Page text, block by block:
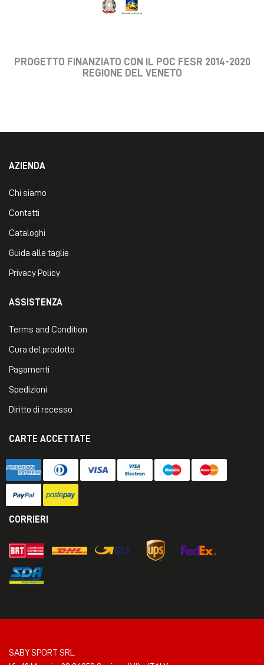
PROGETTO FINANZIATO CON IL POC FESR 2014-2020
REGIONE DEL VENETO
AZIENDA
Chi siamo
Contatti
Cataloghi
Guida alle taglie
Privacy Policy
ASSISTENZA
Terms and Condition
Cura del prodotto
Pagamenti
Spedizioni
Diritto di recesso
CARTE ACCETTATE
CORRIERI
SABY SPORT SRL